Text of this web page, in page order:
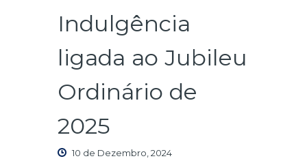
Indulgência
ligada ao Jubileu
Ordinário de
2025
10 de Dezembro, 2024